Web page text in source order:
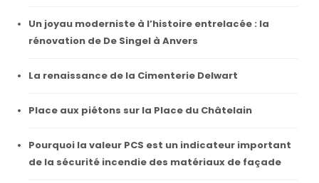
Un joyau moderniste à l’histoire entrelacée : la
rénovation de De Singel à Anvers
La renaissance de la Cimenterie Delwart
Place aux piétons sur la Place du Châtelain
Pourquoi la valeur PCS est un indicateur important
de la sécurité incendie des matériaux de façade